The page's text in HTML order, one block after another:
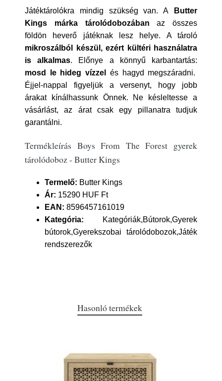
Játéktárolókra mindig szükség van. A Butter
Kings márka tárolódobozában az összes
földön heverő játéknak lesz helye. A tároló
mikroszálból készül, ezért kültéri használatra
is alkalmas. Előnye a könnyű karbantartás:
mosd le hideg vízzel
és hagyd megszáradni.
Éjjel-nappal figyeljük a versenyt, hogy jobb
árakat kínálhassunk Önnek. Ne késleltesse a
vásárlást, az árat csak egy pillanatra tudjuk
garantálni.
Termékleírás Boys From The Forest gyerek
tárolódoboz - Butter Kings
Termelő: Butter Kings
Ár: 15290 HUF Ft
EAN: 8596457161019
Kategória: Kategóriák,Bútorok,Gyerek
bútorok,Gyerekszobai tárolódobozok,Játék
rendszerezők
Hasonló termékek